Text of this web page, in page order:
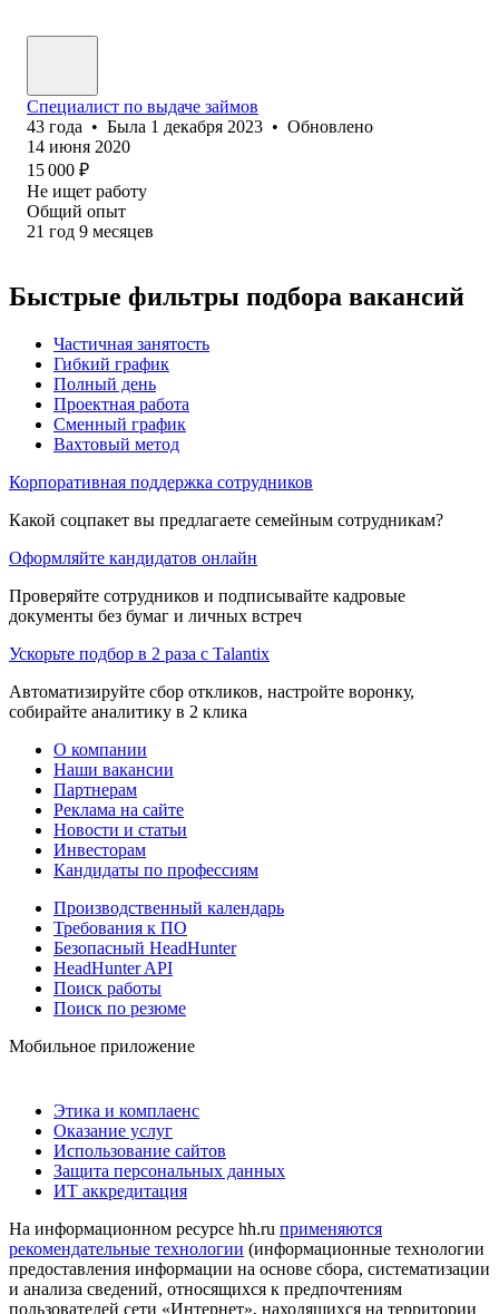
Специалист по выдаче займов
43 года • Была 1 декабря 2023 • Обновлено
14 июня 2020
15 000 ₽
Не ищет работу
Общий опыт
21 год 9 месяцев
Быстрые фильтры подбора вакансий
Частичная занятость
Гибкий график
Полный день
Проектная работа
Сменный график
Вахтовый метод
Корпоративная поддержка сотрудников
Какой соцпакет вы предлагаете семейным сотрудникам?
Оформляйте кандидатов онлайн
Проверяйте сотрудников и подписывайте кадровые
документы без бумаг и личных встреч
Ускорьте подбор в 2 раза с Talantix
Автоматизируйте сбор откликов, настройте воронку,
собирайте аналитику в 2 клика
О компании
Наши вакансии
Партнерам
Реклама на сайте
Новости и статьи
Инвесторам
Кандидаты по профессиям
Производственный календарь
Требования к ПО
Безопасный HeadHunter
HeadHunter API
Поиск работы
Поиск по резюме
Мобильное приложение
Этика и комплаенс
Оказание услуг
Использование сайтов
Защита персональных данных
ИТ аккредитация
На информационном ресурсе hh.ru применяются
рекомендательные технологии (информационные технологии
предоставления информации на основе сбора, систематизации
и анализа сведений, относящихся к предпочтениям
пользователей сети «Интернет», находящихся на территории